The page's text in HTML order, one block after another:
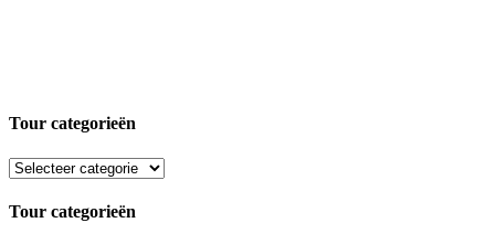
Tour categorieën
Tour categorieën